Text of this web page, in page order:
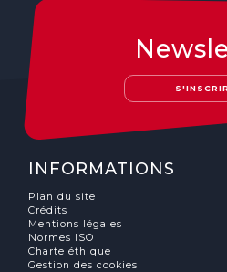
INFORMATIONS
Plan du site
Crédits
Mentions légales
Normes ISO
Charte éthique
Gestion des cookies